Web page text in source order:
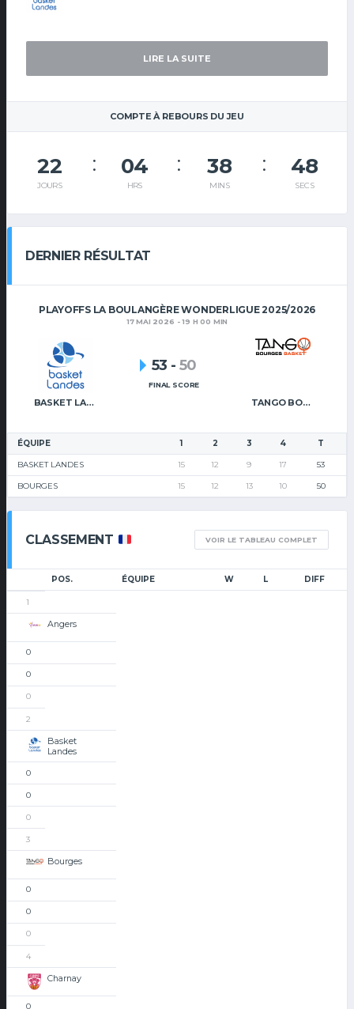
LIRE LA SUITE
COMPTE À REBOURS DU JEU
22
JOURS
04
HRS
38
MINS
48
SECS
DERNIER RÉSULTAT
PLAYOFFS LA BOULANGÈRE WONDERLIGUE 2025/2026
17 MAI 2026 - 19 H 00 MIN
BASKET LANDES TANGO BOURGES BASKET
53 - 50
FINAL SCORE
ÉQUIPE 1 2 3 4 T
BASKET LANDES 15 12 9 17 53
BOURGES 15 12 13 10 50
CLASSEMENT VOIR LE TABLEAU COMPLET
POS. ÉQUIPE W L DIFF
1
Angers
0
0
0
2
Basket
Landes
0
0
0
3
Bourges
0
0
0
4
Charnay
0